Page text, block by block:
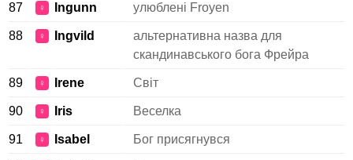
87 ♀ Ingunn улюблені Froyen
88 ♀ Ingvild
альтернативна назва для
скандинавського бога Фрейра
89 ♀ Irene Світ
90 ♀ Iris Веселка
91 ♀ Isabel Бог присягнувся